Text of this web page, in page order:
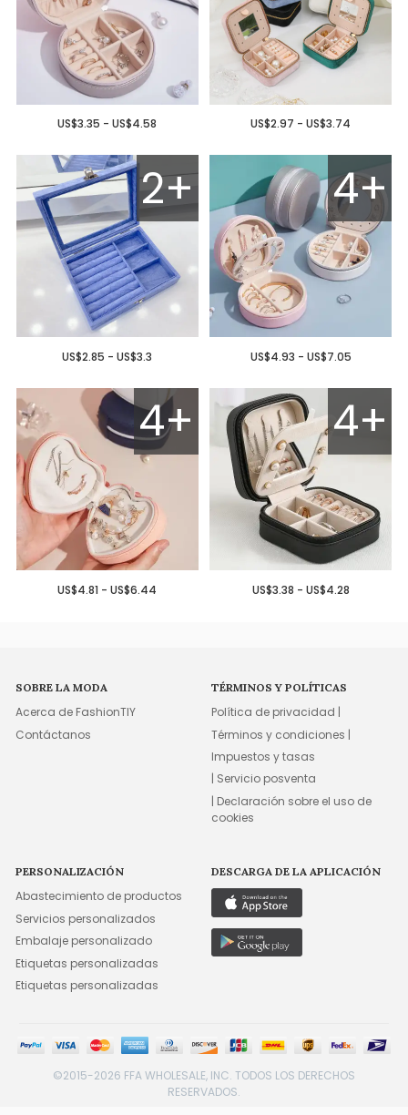
US$3.35 - US$4.58 US$2.97 - US$3.74
2+
US$2.85 - US$3.3
4+
US$4.93 - US$7.05
4+
US$4.81 - US$6.44
4+
US$3.38 - US$4.28
SOBRE LA MODA
Acerca de FashionTIY
Contáctanos
TÉRMINOS Y POLÍTICAS
Política de privacidad |
Términos y condiciones |
Impuestos y tasas
| Servicio posventa
| Declaración sobre el uso de
cookies
PERSONALIZACIÓN
Abastecimiento de productos
Servicios personalizados
Embalaje personalizado
Etiquetas personalizadas
Etiquetas personalizadas
DESCARGA DE LA APLICACIÓN
©2015-2026 FFA WHOLESALE, INC. TODOS LOS DERECHOS
RESERVADOS.